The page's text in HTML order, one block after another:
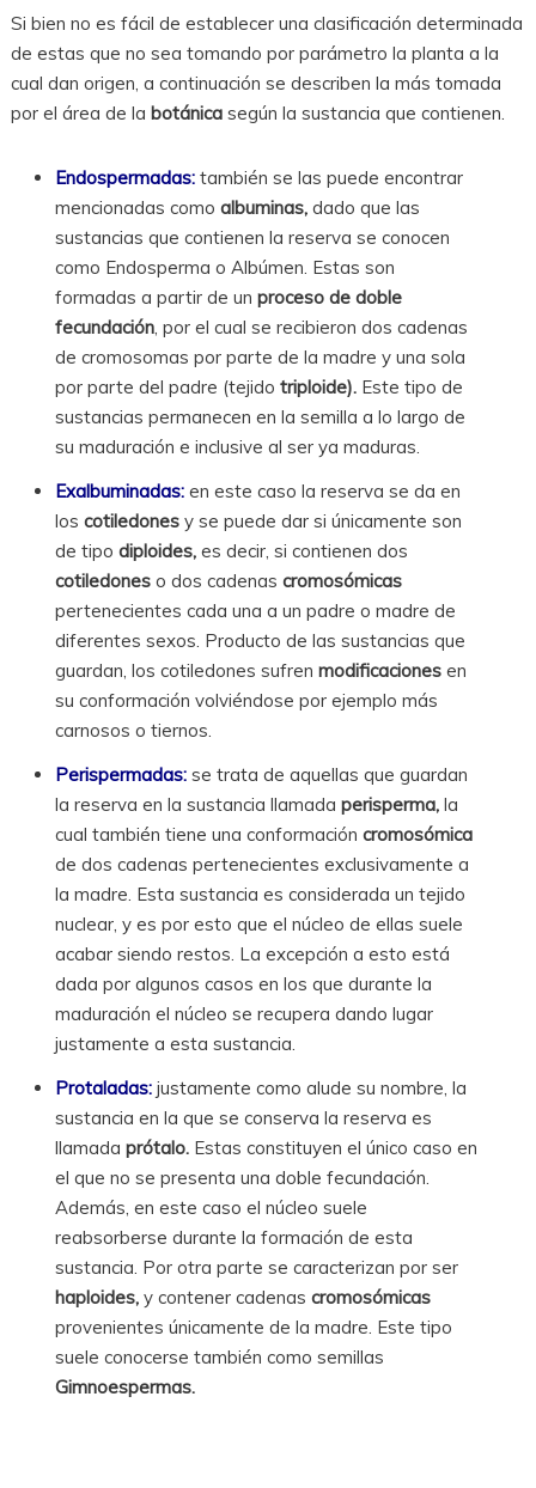
Si bien no es fácil de establecer una clasificación determinada
de estas que no sea tomando por parámetro la planta a la
cual dan origen, a continuación se describen la más tomada
por el área de la botánicasegún la sustancia que contienen.
Endospermadas: también se las puede encontrar
mencionadas comoalbuminas, dado que las
sustancias que contienen la reserva se conocen
como Endosperma o Albúmen. Estas son
formadas a partir de unproceso de doble
fecundación , por el cual se recibieron dos cadenas
de cromosomas por parte de la madre y una sola
por parte del padre (tejidotriploide). Este tipo de
sustancias permanecen en la semilla a lo largo de
su maduración e inclusive al ser ya maduras.
Exalbuminadas: en este caso la reserva se da en
loscotiledones y se puede dar si únicamente son
de tipodiploides, es decir, si contienen dos
cotiledones o dos cadenascromosómicas
pertenecientes cada una a un padre o madre de
diferentes sexos. Producto de las sustancias que
guardan, los cotiledones sufrenmodificaciones en
su conformación volviéndose por ejemplo más
carnosos o tiernos.
Perispermadas: se trata de aquellas que guardan
la reserva en la sustancia llamadaperisperma, la
cual también tiene una conformacióncromosómica
de dos cadenas pertenecientes exclusivamente a
la madre. Esta sustancia es considerada un tejido
nuclear, y es por esto que el núcleo de ellas suele
acabar siendo restos. La excepción a esto está
dada por algunos casos en los que durante la
maduración el núcleo se recupera dando lugar
justamente a esta sustancia.
Protaladas: justamente como alude su nombre, la
sustancia en la que se conserva la reserva es
llamadaprótalo. Estas constituyen el único caso en
el que no se presenta una doble fecundación.
Además, en este caso el núcleo suele
reabsorberse durante la formación de esta
sustancia. Por otra parte se caracterizan por ser
haploides, y contener cadenascromosómicas
provenientes únicamente de la madre. Este tipo
suele conocerse también como semillas
Gimnoespermas.